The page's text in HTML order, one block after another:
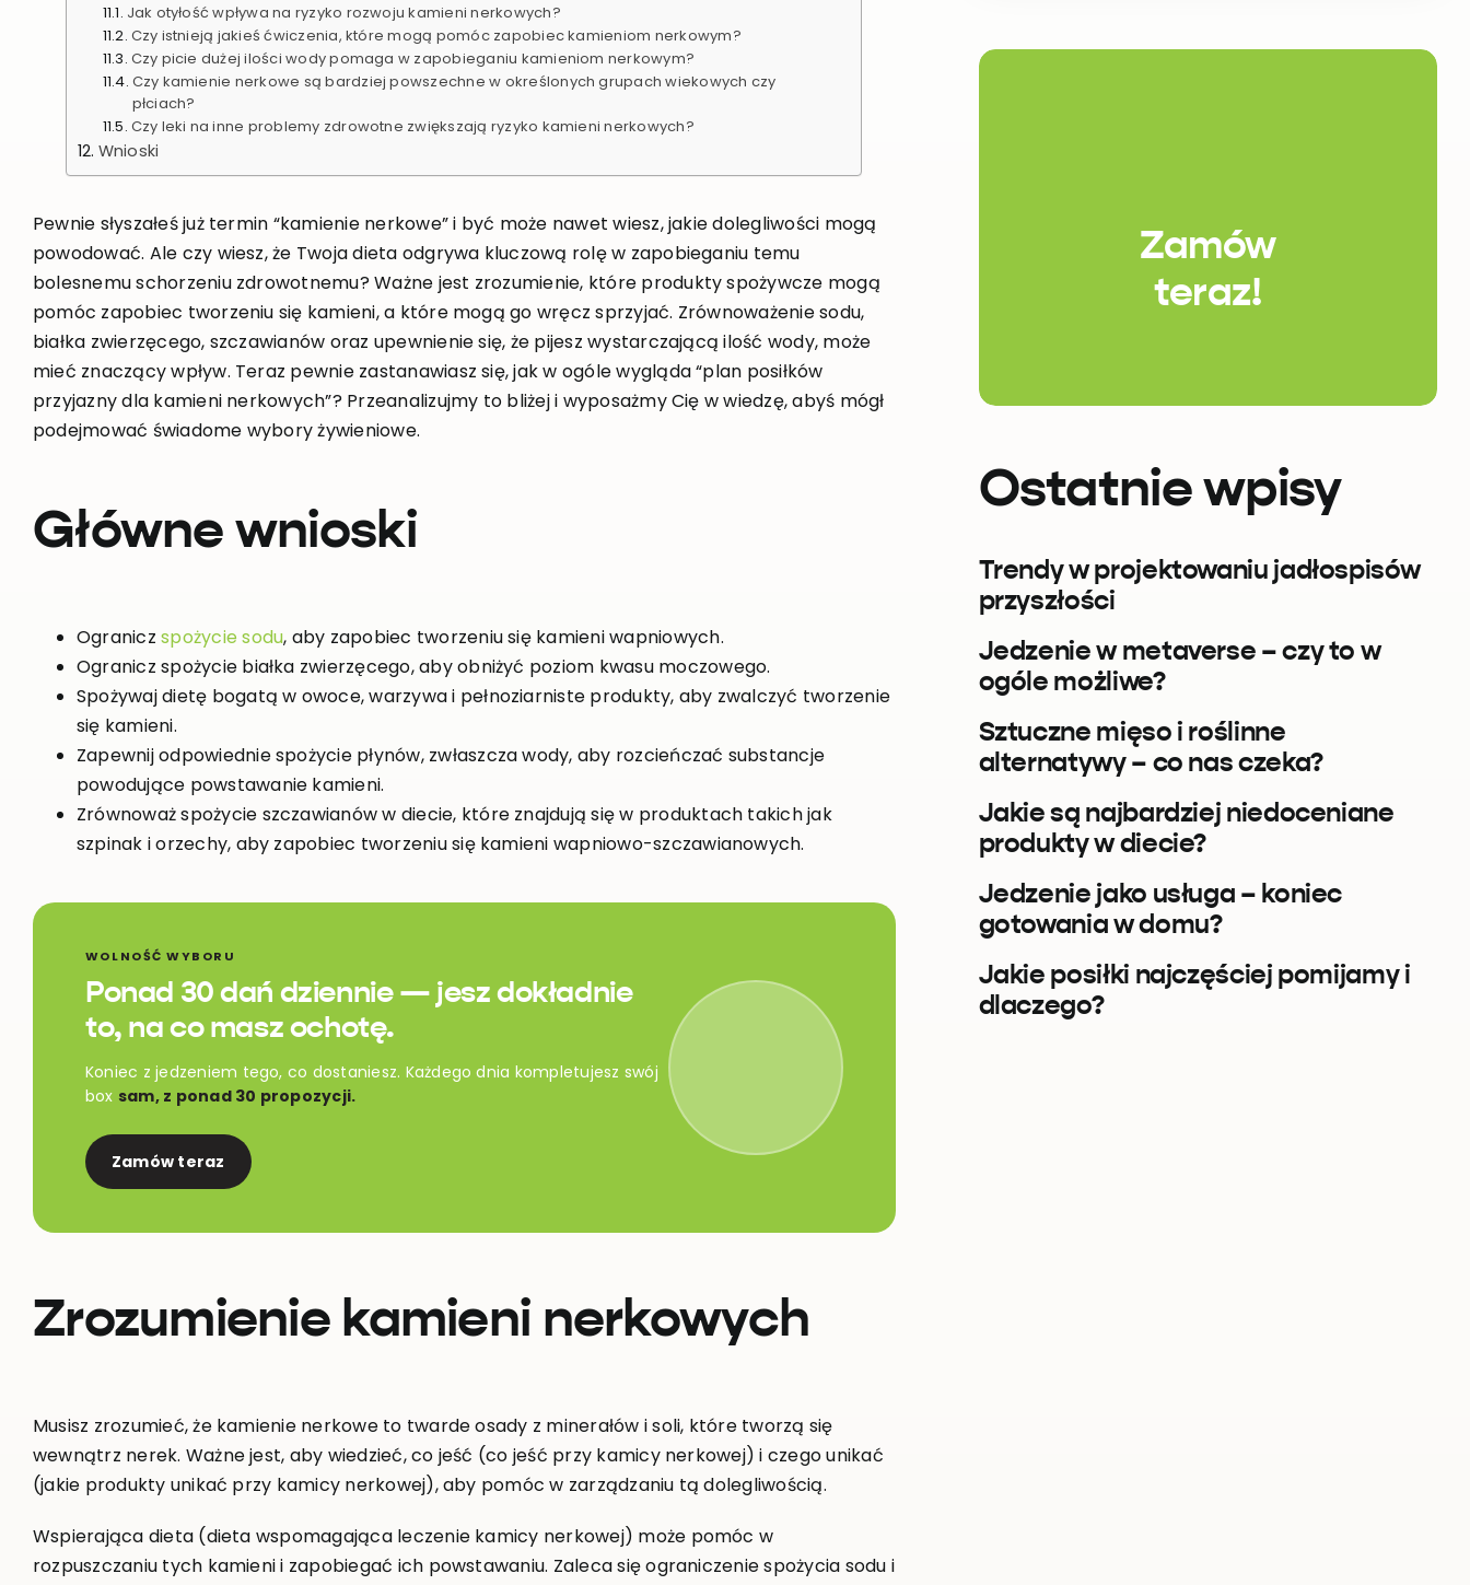
Jak otyłość wpływa na ryzyko rozwoju kamieni nerkowych?
Czy istnieją jakieś ćwiczenia, które mogą pomóc zapobiec kamieniom nerkowym?
Czy picie dużej ilości wody pomaga w zapobieganiu kamieniom nerkowym?
Czy kamienie nerkowe są bardziej powszechne w określonych grupach wiekowych czy
płciach?
Czy leki na inne problemy zdrowotne zwiększają ryzyko kamieni nerkowych?
Wnioski
Pewnie słyszałeś już termin “kamienie nerkowe” i być może nawet wiesz, jakie dolegliwości mogą
powodować. Ale czy wiesz, że Twoja dieta odgrywa kluczową rolę w zapobieganiu temu
bolesnemu schorzeniu zdrowotnemu? Ważne jest zrozumienie, które produkty spożywcze mogą
pomóc zapobiec tworzeniu się kamieni, a które mogą go wręcz sprzyjać. Zrównoważenie sodu,
białka zwierzęcego, szczawianów oraz upewnienie się, że pijesz wystarczającą ilość wody, może
mieć znaczący wpływ. Teraz pewnie zastanawiasz się, jak w ogóle wygląda “plan posiłków
przyjazny dla kamieni nerkowych”? Przeanalizujmy to bliżej i wyposażmy Cię w wiedzę, abyś mógł
podejmować świadome wybory żywieniowe.
Główne wnioski
Ograniczspożycie sodu, aby zapobiec tworzeniu się kamieni wapniowych.
Ogranicz spożycie białka zwierzęcego, aby obniżyć poziom kwasu moczowego.
Spożywaj dietę bogatą w owoce, warzywa i pełnoziarniste produkty, aby zwalczyć tworzenie
się kamieni.
Zapewnij odpowiednie spożycie płynów, zwłaszcza wody, aby rozcieńczać substancje
powodujące powstawanie kamieni.
Zrównoważ spożycie szczawianów w diecie, które znajdują się w produktach takich jak
szpinak i orzechy, aby zapobiec tworzeniu się kamieni wapniowo-szczawianowych.
WOLNOŚĆ WYBORU
Ponad 30 dań dziennie — jesz dokładnie
to, na co masz ochotę.
Koniec z jedzeniem tego, co dostaniesz. Każdego dnia kompletujesz swój
box sam, z ponad 30 propozycji.
Zamów teraz
Zrozumienie kamieni nerkowych
Musisz zrozumieć, że kamienie nerkowe to twarde osady z minerałów i soli, które tworzą się
wewnątrz nerek. Ważne jest, aby wiedzieć, co jeść (co jeść przy kamicy nerkowej) i czego unikać
(jakie produkty unikać przy kamicy nerkowej), aby pomóc w zarządzaniu tą dolegliwością.
Wspierająca dieta (dieta wspomagająca leczenie kamicy nerkowej) może pomóc w
rozpuszczaniu tych kamieni i zapobiegać ich powstawaniu. Zaleca się ograniczenie spożycia sodu i
Zamów
teraz!
Ostatnie wpisy
Trendy w projektowaniu jadłospisów
przyszłości
Jedzenie w metaverse – czy to w
ogóle możliwe?
Sztuczne mięso i roślinne
alternatywy – co nas czeka?
Jakie są najbardziej niedoceniane
produkty w diecie?
Jedzenie jako usługa – koniec
gotowania w domu?
Jakie posiłki najczęściej pomijamy i
dlaczego?